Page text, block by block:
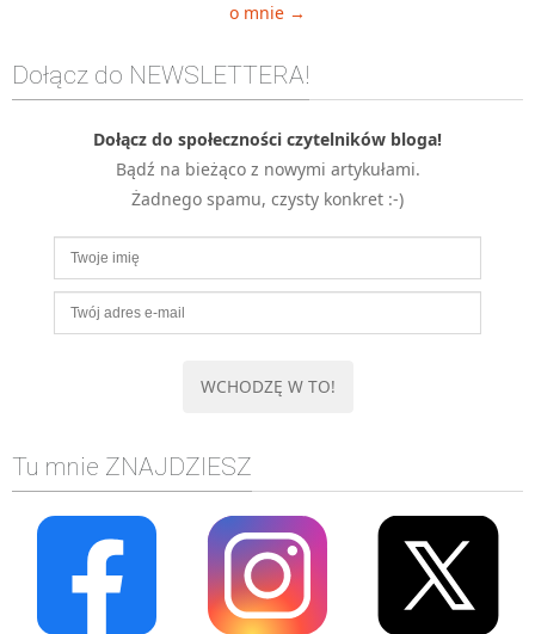
o mnie →
Dołącz do NEWSLETTERA!
Dołącz do społeczności czytelników bloga!
Bądź na bieżąco z nowymi artykułami.
Żadnego spamu, czysty konkret :-)
Tu mnie ZNAJDZIESZ